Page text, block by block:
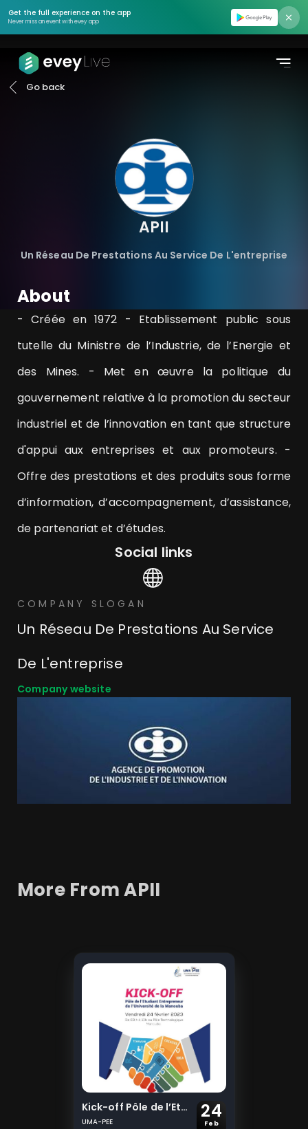
Get the full experience on the app
Never miss an event with evey app
Find event
About us
Contact us
Login
Go back
APII
Un Réseau De Prestations Au Service De L'entreprise
About
- Créée en 1972 - Etablissement public sous
tutelle du Ministre de l’Industrie, de l’Energie et
des Mines. - Met en œuvre la politique du
gouvernement relative à la promotion du secteur
industriel et de l’innovation en tant que structure
d'appui aux entreprises et aux promoteurs. -
Offre des prestations et des produits sous forme
d’information, d’accompagnement, d’assistance,
de partenariat et d’études.
Social links
COMPANY SLOGAN
Un Réseau De Prestations Au Service
De L'entreprise
Company website
More FromAPII
Kick-off Pôle de l’Etudiant Entrepreneur de l’Université de La Manouba UMA-PEE
UMA-PEE
24
Feb